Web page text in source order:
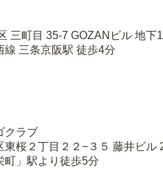
三町目 35-7 GOZANビル 地下
三条京阪駅 徒歩4分
クラブ
桜２丁目２２−３５ 藤井ビル
町」駅より徒歩5分